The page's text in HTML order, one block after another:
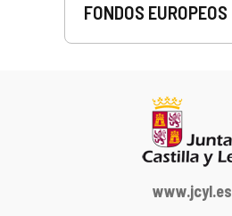
FONDOS EUROPEOS
Portal
www.jcyl.es